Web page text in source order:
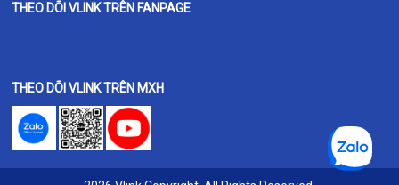
THEO DÕI VLINK TRÊN FANPAGE
THEO DÕI VLINK TRÊN MXH